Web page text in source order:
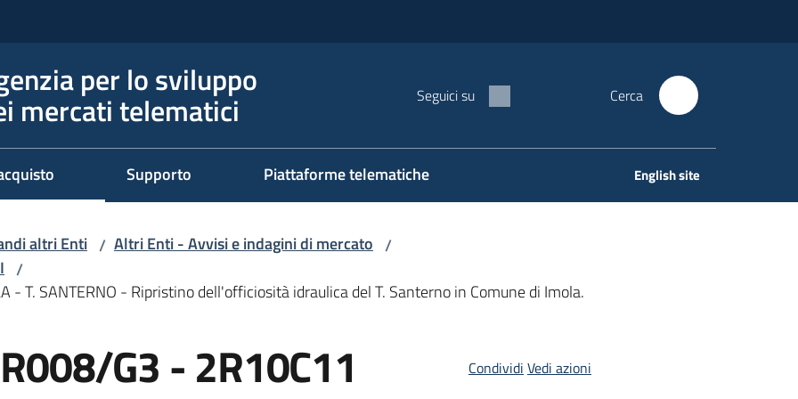
per lo sviluppo
mercati telematici Seguici su Cerca
Supporto Piattaforme telematiche English site
altri Enti / Altri Enti - Avvisi e indagini di mercato /
/
T. SANTERNO - Ripristino dell'officiosità idraulica del T. Santerno in Comune di Imola.
G3 - 2R10C11
Condividi Vedi azioni